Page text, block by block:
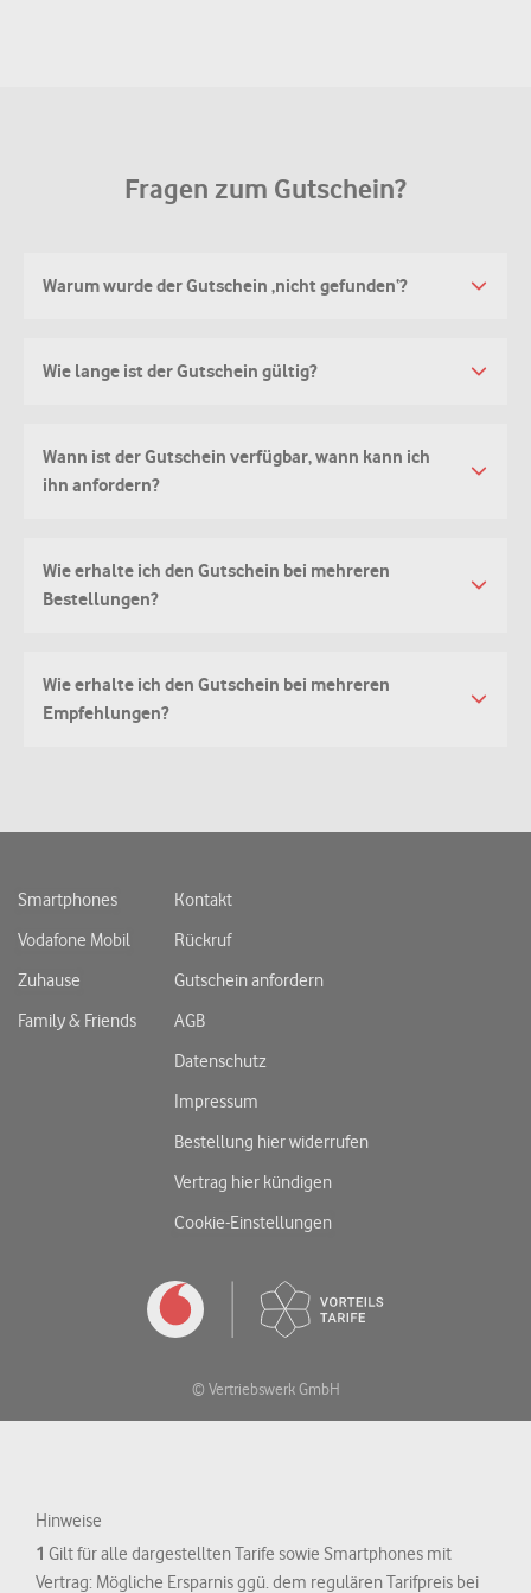
Fragen zum Gutschein?
Warum wurde der Gutschein ‚nicht gefunden‘?
Wie lange ist der Gutschein gültig?
Wann ist der Gutschein verfügbar, wann kann ich
ihn anfordern?
Wie erhalte ich den Gutschein bei mehreren
Bestellungen?
Wie erhalte ich den Gutschein bei mehreren
Empfehlungen?
Smartphones
Vodafone Mobil
Zuhause
Family & Friends
Kontakt
Rückruf
Gutschein anfordern
AGB
Datenschutz
Impressum
Bestellung hier widerrufen
Vertrag hier kündigen
Cookie-Einstellungen
© Vertriebswerk GmbH
Hinweise
1 Gilt für alle dargestellten Tarife sowie Smartphones mit
Vertrag: Mögliche Ersparnis ggü. dem regulären Tarifpreis bei